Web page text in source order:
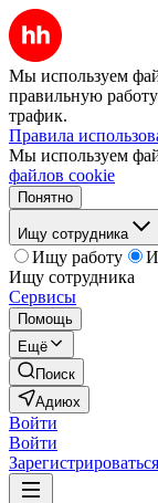
Мы используем
правильную
трафик.
Правила
Мы используем
файлов cookie
Понятно
Ищу сотрудника
Ищу работу
Ищу сотрудника
Сервисы
Помощь
Ещё
Поиск
Адиюх
Войти
Войти
Зарегистрироваться